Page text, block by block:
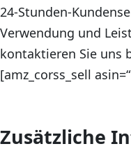
24-Stunden-
Verwendung und
kontaktieren Sie uns
[amz_corss_sell
Zusätzliche